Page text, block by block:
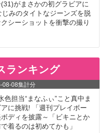
がまさかの初グラビアに
みのタイトなジーンズを脱
シーショットを衝撃の撮り
ランキング
08-08集計分
色担当“まなふぃ”こと真中ま
に挑戦! 「週刊プレイボー
ディを披露～「ビキニとか
着るのは初めてかも」